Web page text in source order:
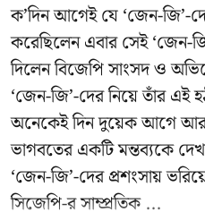
ক’দিন আগেই যে ‘জেন-জি’-
করেছিলেন এবার সেই ‘জেন-
দিলেন বিজেপি সাংসদ ও
‘জেন-জি’-দের নিয়ে তাঁর এই
অনেকেই দিন দুয়েক আগে
ভাগবতের একটি মন্তব্যকে
‘জেন-জি’-দের প্রশংসায়
সিজেপি-রসাম্প্রতিক ...